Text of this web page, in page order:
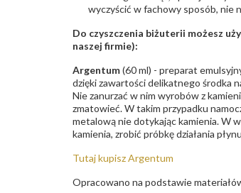
wyczyścić w fachowy sposób, nie
Do czyszczenia biżuterii możesz
naszej firmie):
Argentum(60 ml) - preparat
dzięki zawartości delikatnego środka
Nie zanurzać w nim wyrobów z
zmatowieć. W takim przypadku
metalową nie dotykając kamienia. W
kamienia, zrobić próbkę działania
Tutaj kupisz Argentum
Opracowano na podstawie